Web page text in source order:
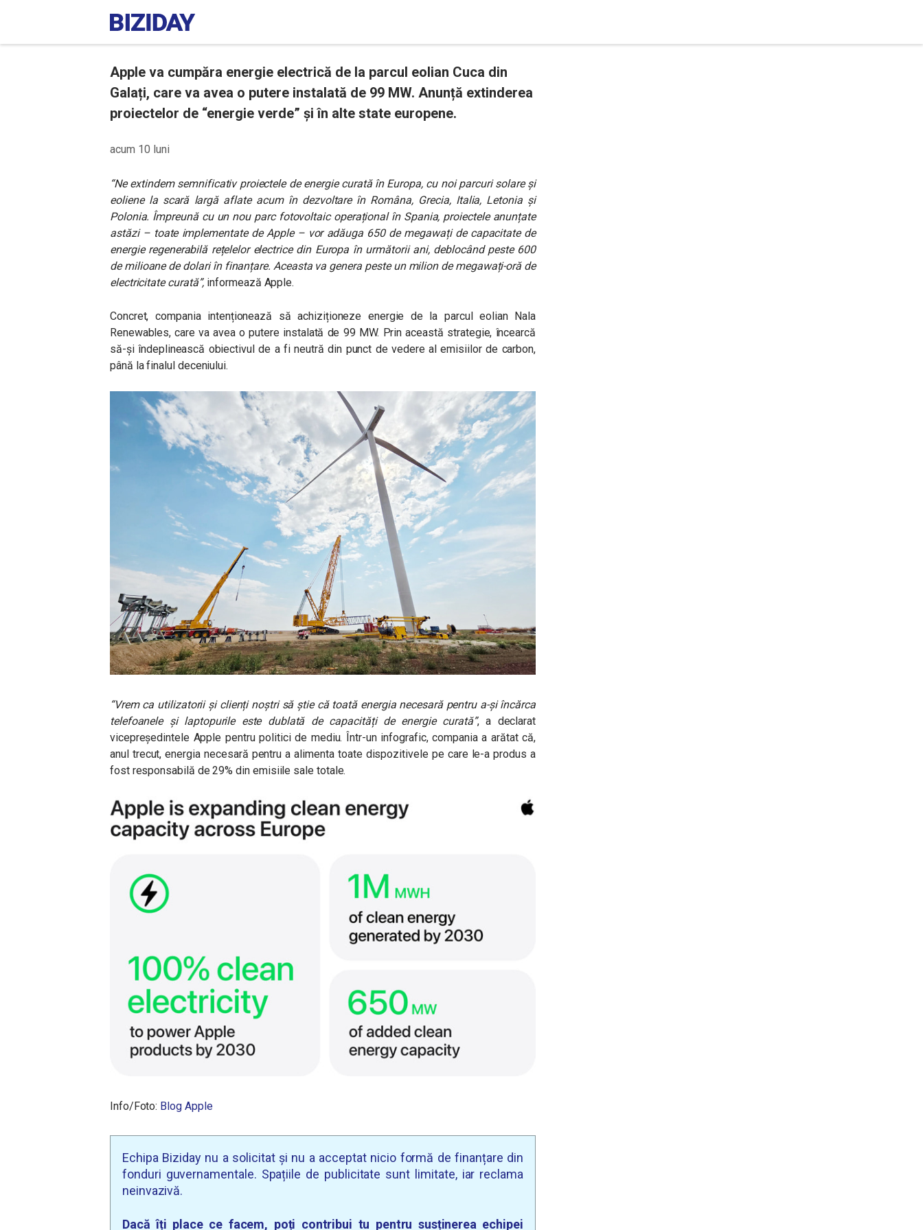
Apple va cumpăra energie electrică de la parcul eolian Cuca din
Galați, care va avea o putere instalată de 99 MW. Anunță extinderea
proiectelor de “energie verde” și în alte state europene.
acum 10 luni
“Ne extindem semnificativ proiectele de energie curată în Europa, cu noi parcuri solare și
eoliene la scară largă aflate acum în dezvoltare în Româna, Grecia, Italia, Letonia și
Polonia. Împreună cu un nou parc fotovoltaic operațional în Spania, proiectele anunțate
astăzi – toate implementate de Apple – vor adăuga 650 de megawați de capacitate de
energie regenerabilă rețelelor electrice din Europa în următorii ani, deblocând peste 600
de milioane de dolari în finanțare. Aceasta va genera peste un milion de megawați-oră de
electricitate curată”, informează Apple.
Concret, compania intenționează să achiziționeze energie de la parcul eolian Nala
Renewables, care va avea o putere instalată de 99 MW. Prin această strategie, încearcă
să-și îndeplinească obiectivul de a fi neutră din punct de vedere al emisiilor de carbon,
până la finalul deceniului.
“Vrem ca utilizatorii și clienți noștri să știe că toată energia necesară pentru a-și încărca
telefoanele și laptopurile este dublată de capacități de energie curată”, a declarat
vicepreședintele Apple pentru politici de mediu. Într-un infografic, compania a arătat că,
anul trecut, energia necesară pentru a alimenta toate dispozitivele pe care le-a produs a
fost responsabilă de 29% din emisiile sale totale.
Info/Foto: Blog Apple
Echipa Biziday nu a solicitat și nu a acceptat nicio formă de finanțare din
fonduri guvernamentale. Spațiile de publicitate sunt limitate, iar reclama
neinvazivă.
Dacă îți place ce facem, poți contribui tu pentru susținerea echipei